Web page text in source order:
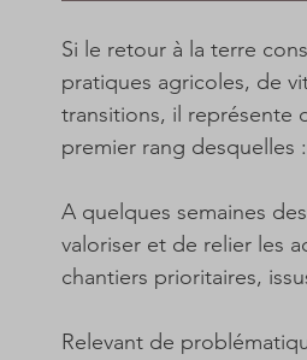
Si le retour à la terre
pratiques agricoles, de
transitions, il représente
premier rang desquelles :
A quelques semaines
valoriser et de relier les
chantiers prioritaires,
Relevant de